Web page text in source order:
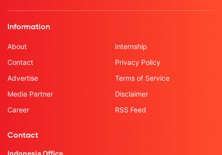
Information
About
Contact
Advertise
Media Partner
Career
Internship
Privacy Policy
Terms of Service
Disclaimer
RSS Feed
Contact
Indonesia Office